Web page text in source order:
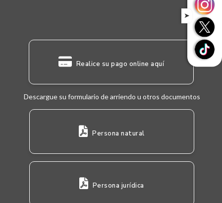
Realice su pago online aquí
Descargue su formulario de arriendo u otros documentos
Persona natural
Persona jurídica
➤